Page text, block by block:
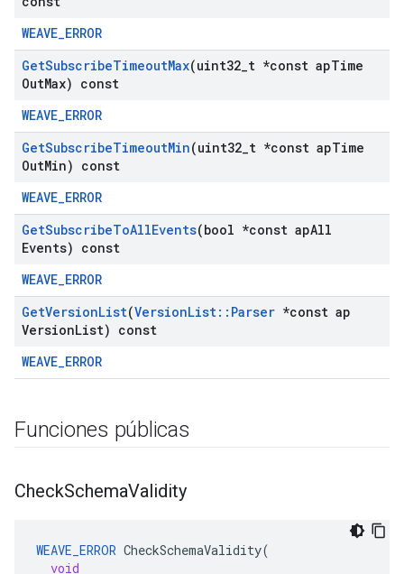
WEAVE_ERROR
GetSubscribeTimeoutMax(uint32 t *const apTime
OutMax) const
WEAVE_ERROR
GetSubscribeTimeoutMin(uint32 t *const apTime
OutMin) const
WEAVE_ERROR
GetSubscribeToAllEvents(bool *const apAll
Events) const
WEAVE_ERROR
GetVersionList(VersionList:: Parser *const ap
VersionList) const
WEAVE_ERROR
Funciones públicas
CheckSchemaValidity
WEAVE_ERROR CheckSchemaValidity(
void